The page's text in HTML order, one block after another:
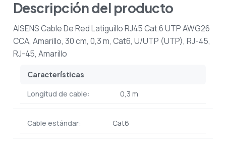
Descripción del producto
AISENS Cable De Red Latiguillo RJ45 Cat.6 UTP AWG26
CCA, Amarillo, 30 cm, 0,3 m, Cat6, U/UTP (UTP), RJ-45,
RJ-45, Amarillo
Características
Longitud de cable: 0,3 m
Cable estándar: Cat6